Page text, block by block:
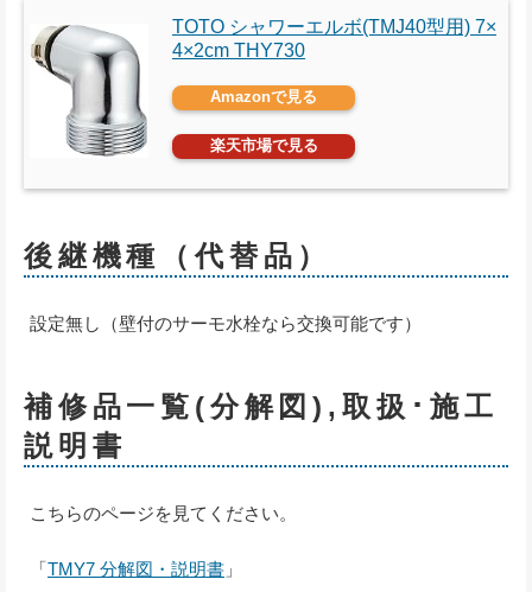
TOTO シャワーエルボ(TMJ40型用) 7×
4×2cm THY730
Amazonで見る
楽天市場で見る
後継機種（代替品）
設定無し（壁付のサーモ水栓なら交換可能です）
補修品一覧(分解図),取扱･施工
説明書
こちらのページを見てください。
「TMY7 分解図・説明書 」